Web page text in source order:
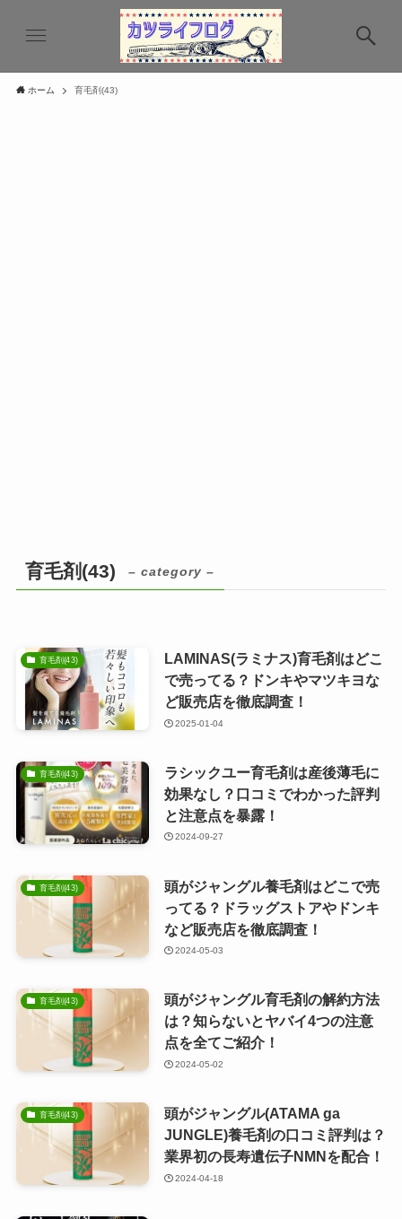
ホーム 育毛剤(43)
育毛剤(43) – category –
育毛剤(43)
LAMINAS(ラミナス)育毛剤はどこ
で売ってる？ドンキやマツキヨな
ど販売店を徹底調査！
2025-01-04
育毛剤(43)
ラシックユー育毛剤は産後薄毛に
効果なし？口コミでわかった評判
と注意点を暴露！
2024-09-27
育毛剤(43)
頭がジャングル養毛剤はどこで売
ってる？ドラッグストアやドンキ
など販売店を徹底調査！
2024-05-03
育毛剤(43)
頭がジャングル育毛剤の解約方法
は？知らないとヤバイ4つの注意
点を全てご紹介！
2024-05-02
育毛剤(43)
頭がジャングル(ATAMA ga
JUNGLE)養毛剤の口コミ評判は？
業界初の長寿遺伝子NMNを配合！
2024-04-18